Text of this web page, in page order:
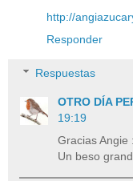
http://
Responder
Respuestas
OTRO DÍA
19:19
Gracias Angie
Un beso